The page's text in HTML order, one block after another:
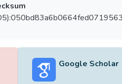
Google Scholar